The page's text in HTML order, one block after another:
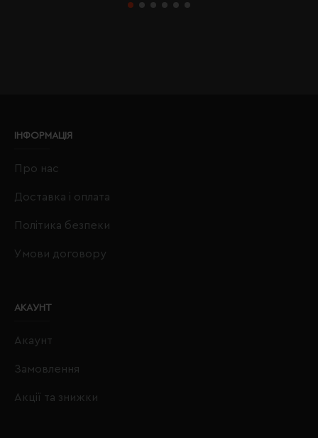
ІНФОРМАЦІЯ
Про нас
Доставка і оплата
Політика безпеки
Умови договору
АКАУНТ
Акаунт
Замовлення
Акції та знижки